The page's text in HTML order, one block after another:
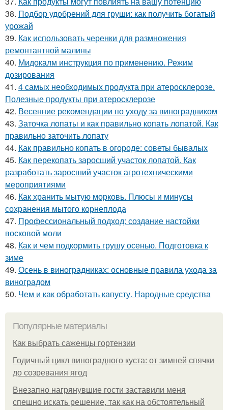
38. Подбор удобрений для груши: как получить богатый
урожай
39. Как использовать черенки для размножения
ремонтантной малины
40. Мидокалм инструкция по применению. Режим
дозирования
41. 4 самых необходимых продукта при атеросклерозе.
Полезные продукты при атеросклерозе
42. Весенние рекомендации по уходу за виноградником
43. Заточка лопаты и как правильно копать лопатой. Как
правильно заточить лопату
44. Как правильно копать в огороде: советы бывалых
45. Как перекопать заросший участок лопатой. Как
разработать заросший участок агротехническими
мероприятиями
46. Как хранить мытую морковь. Плюсы и минусы
сохранения мытого корнеплода
47. Профессиональный подход: создание настойки
восковой моли
48. Как и чем подкормить грушу осенью. Подготовка к
зиме
49. Осень в виноградниках: основные правила ухода за
виноградом
50. Чем и как обработать капусту. Народные средства
Популярные материалы
Как выбрать саженцы гортензии
Годичный цикл виноградного куста: от зимней спячки
до созревания ягод
Внезапно нагрянувшие гости заставили меня
спешно искать решение, так как на обстоятельный